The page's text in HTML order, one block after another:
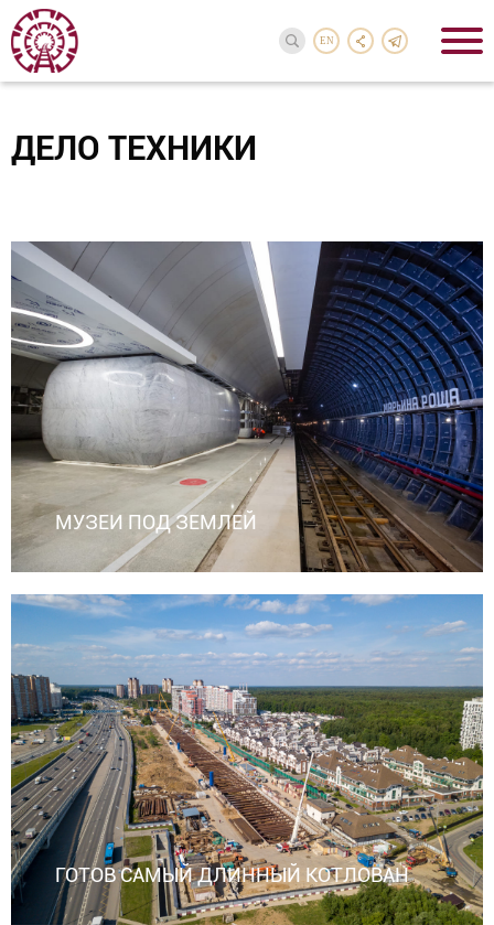
EN
ДЕЛО ТЕХНИКИ
МУЗЕИ ПОД ЗЕМЛЕЙ
ГОТОВ САМЫЙ ДЛИННЫЙ КОТЛОВАН